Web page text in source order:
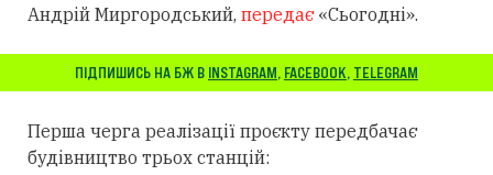
Андрій Миргородський, передає«Сьогодні».
ПІДПИШИСЬ НА БЖ В INSTAGRAM, FACEBOOK, TELEGRAM
Перша черга реалізації проєкту передбачає
будівництво трьох станцій: